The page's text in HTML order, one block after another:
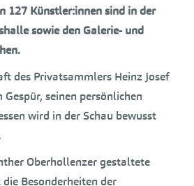
127 Künstler:innen sind in der
sowie den Galerie- und
des Privatsammlers Heinz Josef
seinen persönlichen
wird in der Schau bewusst
Oberhollenzer gestaltete
Besonderheiten der